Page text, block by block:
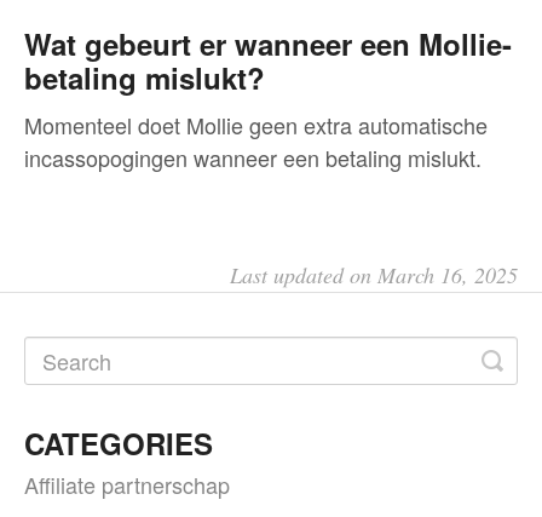
Wat gebeurt er wanneer een Mollie-
betaling mislukt?
Momenteel doet Mollie geen extra automatische
incassopogingen wanneer een betaling mislukt.
Last updated on March 16, 2025
CATEGORIES
Affiliate partnerschap